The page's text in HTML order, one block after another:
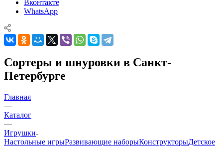
Вконтакте
WhatsApp
Сортеры и шнуровки в Санкт-
Петербурге
Главная
—
Каталог
—
Игрушки
Настольные игрыРазвивающие наборыКонструкторыДетское